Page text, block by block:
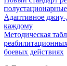
Адаптивное джиу-
каждому
Методическая
боевых действиях